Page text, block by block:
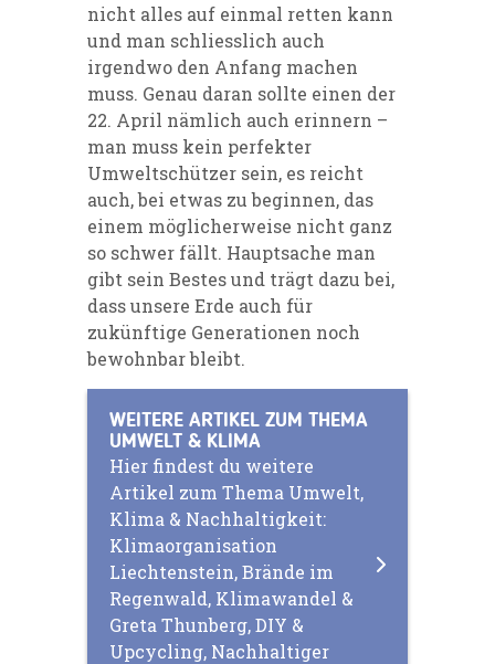
nicht alles auf einmal retten kann
und man schliesslich auch
irgendwo den Anfang machen
muss. Genau daran sollte einen der
22. April nämlich auch erinnern –
man muss kein perfekter
Umweltschützer sein, es reicht
auch, bei etwas zu beginnen, das
einem möglicherweise nicht ganz
so schwer fällt. Hauptsache man
gibt sein Bestes und trägt dazu bei,
dass unsere Erde auch für
zukünftige Generationen noch
bewohnbar bleibt.
WEITERE ARTIKEL ZUM THEMA
UMWELT & KLIMA
Hier findest du weitere
Artikel zum Thema Umwelt,
Klima & Nachhaltigkeit:
Klimaorganisation
Liechtenstein, Brände im
Regenwald, Klimawandel &
Greta Thunberg, DIY &
Upcycling, Nachhaltiger